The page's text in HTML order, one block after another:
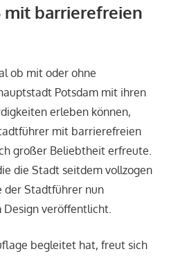
mit barrierefreien
ob mit oder ohne
Potsdam mit ihren
erleben können,
mit barrierefreien
großer Beliebtheit erfreute.
die Stadt seitdem vollzogen
der Stadtführer nun
veröffentlicht.
begleitet hat, freut sich